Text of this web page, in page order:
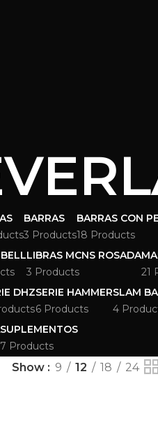
BARRAS
3 Products
BARRAS CON
18 Products
LIBRAS MCNS ROSADA
3 Products
21
DHZSERIE HAMMER
6 Products
SLAM
4
SUPLEMENTOS
7 Products
Show 9 12 18 24